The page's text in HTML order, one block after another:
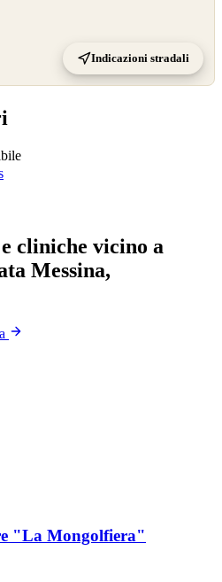
Indicazioni stradali
cliniche vicino a
Messina,
"La Mongolfiera"